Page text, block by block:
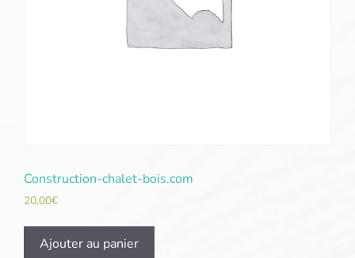
Construction-chalet-bois.com
20,00€
Ajouter au panier